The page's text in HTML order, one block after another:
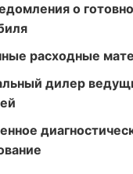
о
расходные
дилер